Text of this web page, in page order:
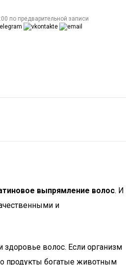
по предварительной записи
выпрямление волос. И
и
здоровье волос. Если организм
продукты богатые животным